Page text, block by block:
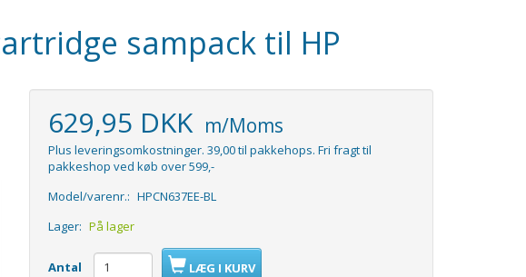
sampack til HP
629,95 DKK m/Moms
Plus leveringsomkostninger. 39,00 til pakkehops. Fri fragt til
pakkeshop ved køb over 599,-
Model/varenr.: HPCN637EE-BL
Lager: På lager
Antal LÆG I KURV